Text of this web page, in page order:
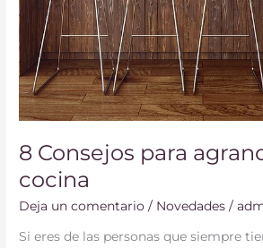
8 Consejos para
cocina
Deja un comentario / Novedades /
Si eres de las personas que siempre